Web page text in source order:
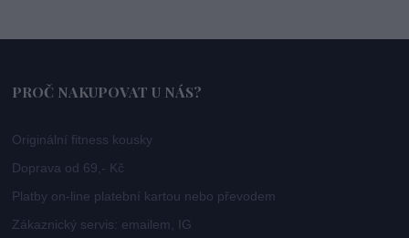
PROČ NAKUPOVAT U NÁS?
Originální fitness kousky
Doprava od 69,- Kč
Platby on-line platební kartou nebo převodem
Zákaznický servis: emailem, IG